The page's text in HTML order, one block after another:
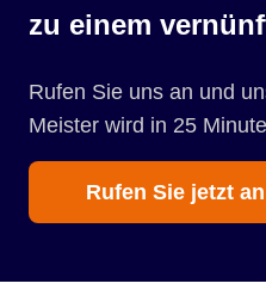
zu einem
Rufen Sie uns an und
Meister wird in 25
Rufen Sie jetzt an